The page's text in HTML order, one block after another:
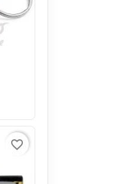
favorite_border